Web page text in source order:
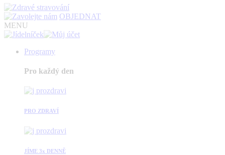
OBJEDNAT
MENU
Programy
Pro každý den
PRO ZDRAVÍ
JÍME 3x DENNĚ